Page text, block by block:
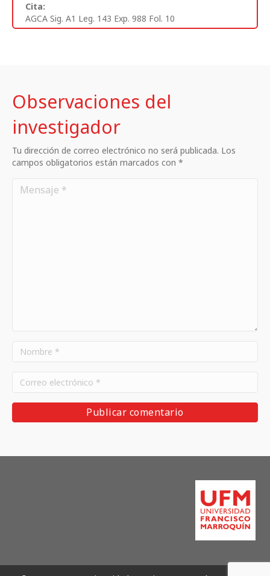
Cita:
AGCA Sig. A1 Leg. 143 Exp. 988 Fol. 10
Observaciones del
investigador
Tu dirección de correo electrónico no será publicada. Los
campos obligatorios están marcados con *